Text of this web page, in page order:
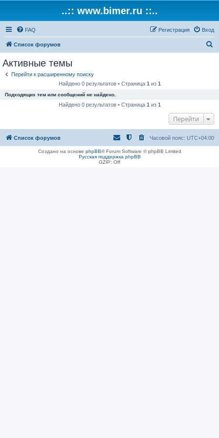
..:: www.bimer.ru ::..
FAQ Вход
Регистрация
Список форумов
Активные темы
Перейти к расширенному поиску
Найдено 0 результатов • Страница 1 из 1
Подходящих тем или сообщений не найдено.
Найдено 0 результатов • Страница 1 из 1
Перейти
Список форумов Часовой пояс: UTC+04:00
Создано на основе phpBB® Forum Software © phpBB Limited
Русская поддержка phpBB
GZIP: Off